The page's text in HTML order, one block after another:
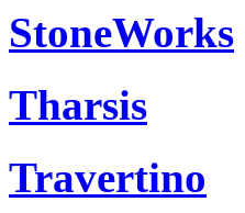
StoneWorks
Tharsis
Travertino